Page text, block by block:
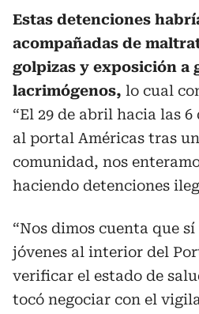
Estas detenciones
acompañadas de
golpizas y exposición a
lacrimógenos, lo cual
“El 29 de abril hacia las
al portal Américas tras
comunidad, nos
haciendo detenciones
“Nos dimos cuenta que
jóvenes al interior del
verificar el estado de
tocó negociar con el